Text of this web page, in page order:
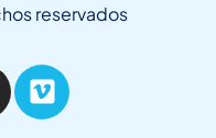
reservados